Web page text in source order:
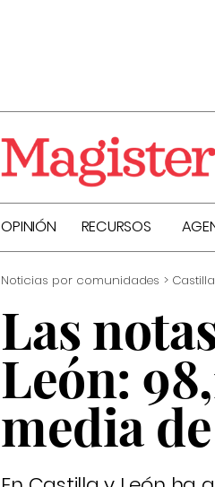
OPINIÓN RECURSOS
Noticias por comunidades
Las
León:
media